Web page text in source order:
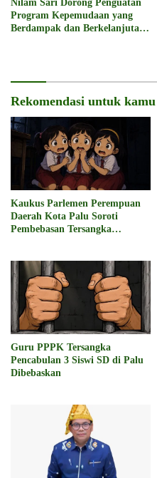
Nilam Sari Dorong Penguatan
Program Kepemudaan yang
Berdampak dan Berkelanjutan
Rekomendasi untuk kamu
Kaukus Parlemen Perempuan
Daerah Kota Palu Soroti
Pembebasan Tersangka
Guru PPPK Tersangka
Pencabulan 3 Siswi SD di Palu
Dibebaskan